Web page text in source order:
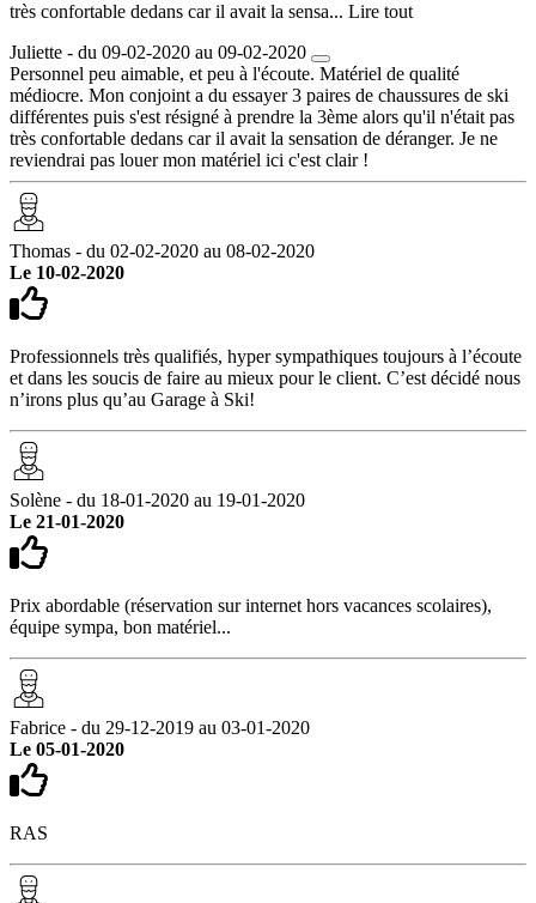
très confortable dedans car il avait la sensa... Lire tout
Juliette - du 09-02-2020 au 09-02-2020
Personnel peu aimable, et peu à l'écoute. Matériel de qualité
médiocre. Mon conjoint a du essayer 3 paires de chaussures de ski
différentes puis s'est résigné à prendre la 3ème alors qu'il n'était pas
très confortable dedans car il avait la sensation de déranger. Je ne
reviendrai pas louer mon matériel ici c'est clair !
Thomas - du 02-02-2020 au 08-02-2020
Le 10-02-2020
Professionnels très qualifiés, hyper sympathiques toujours à l’écoute
et dans les soucis de faire au mieux pour le client. C’est décidé nous
n’irons plus qu’au Garage à Ski!
Solène - du 18-01-2020 au 19-01-2020
Le 21-01-2020
Prix abordable (réservation sur internet hors vacances scolaires),
équipe sympa, bon matériel...
Fabrice - du 29-12-2019 au 03-01-2020
Le 05-01-2020
RAS